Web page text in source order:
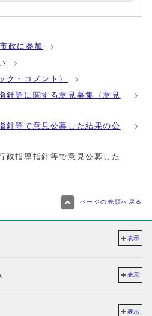
市政に参加
ク・コメント）
針等に関する意見募集（意見
針等で意見公募した結果の公
指導指針等で意見公募した
ページの先頭へ戻る
表示
表示
表示